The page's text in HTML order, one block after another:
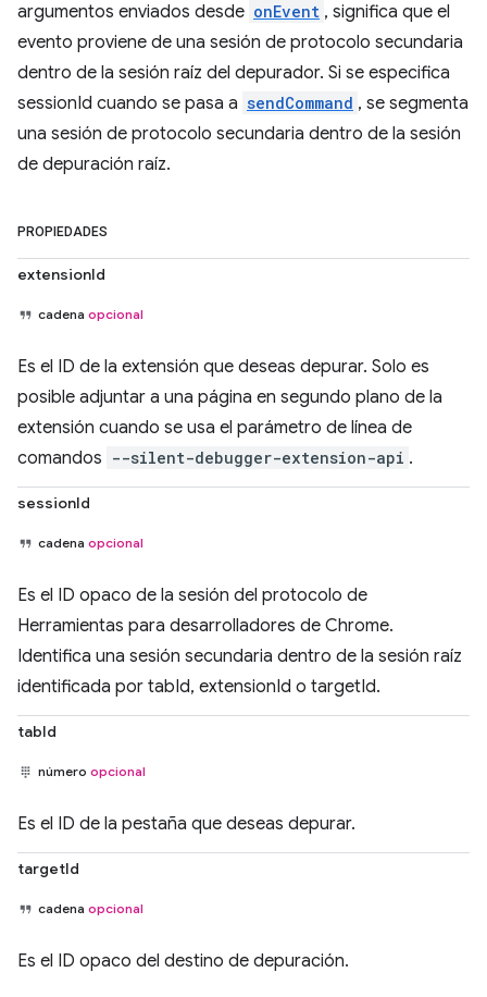
argumentos enviados desde onEvent , significa que el
evento proviene de una sesión de protocolo secundaria
dentro de la sesión raíz del depurador. Si se especifica
sessionId cuando se pasa a sendCommand , se segmenta
una sesión de protocolo secundaria dentro de la sesión
de depuración raíz.
PROPIEDADES
extensionId
cadena opcional
Es el ID de la extensión que deseas depurar. Solo es
posible adjuntar a una página en segundo plano de la
extensión cuando se usa el parámetro de línea de
comandos --silent-debugger-extension-api .
sessionId
cadena opcional
Es el ID opaco de la sesión del protocolo de
Herramientas para desarrolladores de Chrome.
Identifica una sesión secundaria dentro de la sesión raíz
identificada por tabId, extensionId o targetId.
tabId
número opcional
Es el ID de la pestaña que deseas depurar.
targetId
cadena opcional
Es el ID opaco del destino de depuración.